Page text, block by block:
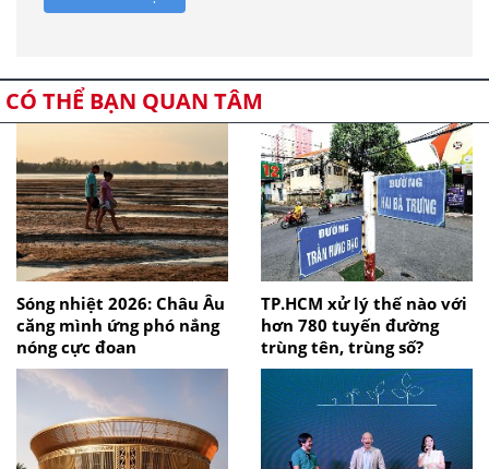
CÓ THỂ BẠN QUAN TÂM
Sóng nhiệt 2026: Châu Âu
căng mình ứng phó nắng
nóng cực đoan
TP.HCM xử lý thế nào với
hơn 780 tuyến đường
trùng tên, trùng số?